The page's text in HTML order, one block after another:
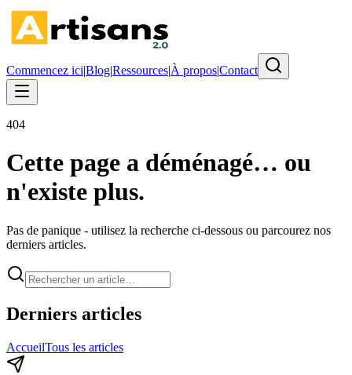
Commencez ici|Blog|Ressources|À propos|Contact
404
Cette page a déménagé… ou
n'existe plus.
Pas de panique - utilisez la recherche ci-dessous ou parcourez nos
derniers articles.
Derniers articles
AccueilTous les articles